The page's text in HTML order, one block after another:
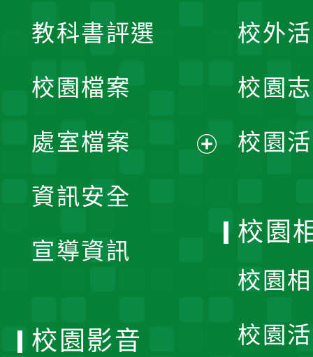
單
教科書評選
校園檔案
處室檔案
資訊安全
宣導資訊
校外
校園
校園
校園
校園
校園
校園影音